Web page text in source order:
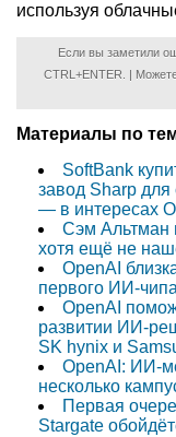
используя
Если вы заметили
CTRL+ENTER. |
Материалы по
SoftBank
завод Sharp
— в интересах
Сэм Альтман
хотя ещё не
OpenAI
первого ИИ-чипа
OpenAI
развитии ИИ-
SK hynix и
OpenAI: ИИ-
несколько
Первая
Stargate